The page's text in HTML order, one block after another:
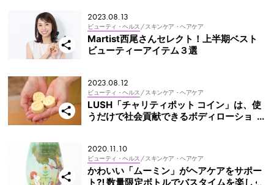
2023.08.13
ビューティ・ヘルス / スキンケア・ヘアケア
Martist西尾さんセレクト！上半期ベスト
ビューティーアイテム３選
2023.08.12
ビューティ・ヘルス / スキンケア・ヘアケア
LUSH「チャリティポット コイン」は、使
うだけで社会貢献できるボディローショ
2020.11.10
ビューティ・ヘルス / スキンケア・ヘアケア
かわいい「ムーミン」がヘアケアをサポー
ト⁈ 数量限定ボトルでバスタイムを楽しく